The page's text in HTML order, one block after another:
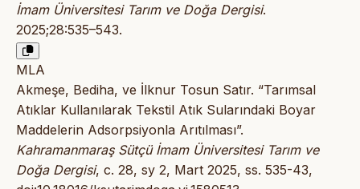
İmam Üniversitesi Tarım ve Doğa Dergisi.
2025;28:535–543.
MLA
Akmeşe, Bediha, ve İlknur Tosun Satır. “Tarımsal
Atıklar Kullanılarak Tekstil Atık Sularındaki Boyar
Maddelerin Adsorpsiyonla Arıtılması”.
Kahramanmaraş Sütçü İmam Üniversitesi Tarım ve
Doğa Dergisi, c. 28, sy 2, Mart 2025, ss. 535-43,